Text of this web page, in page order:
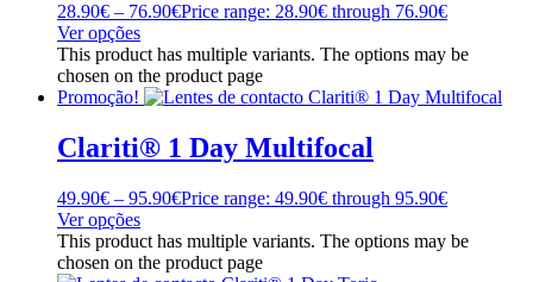
28.90€ – 76.90€Price range: 28.90€ through 76.90€
Ver opções
This product has multiple variants. The options may be
chosen on the product page
Promoção!
Clariti® 1 Day Multifocal
49.90€ – 95.90€Price range: 49.90€ through 95.90€
Ver opções
This product has multiple variants. The options may be
chosen on the product page